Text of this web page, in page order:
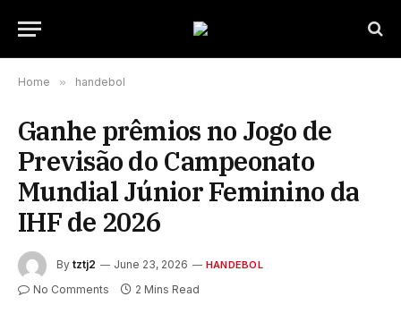
Home » handebol
Ganhe prêmios no Jogo de
Previsão do Campeonato
Mundial Júnior Feminino da
IHF de 2026
By tztj2 June 23, 2026 HANDEBOL
No Comments 2 Mins Read